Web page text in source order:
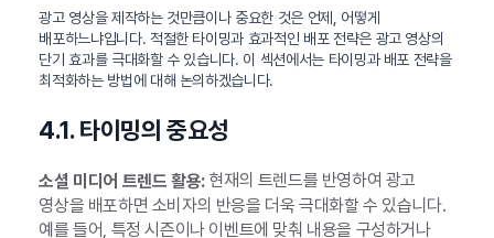
광고 영상을 제작하는 것만큼이나 중요한 것은 언제, 어떻게
배포하느냐입니다. 적절한 타이밍과 효과적인 배포 전략은 광고 영상의
단기 효과를 극대화할 수 있습니다. 이 섹션에서는 타이밍과 배포 전략을
최적화하는 방법에 대해 논의하겠습니다.
4.1. 타이밍의 중요성
소셜 미디어 트렌드 활용:현재의 트렌드를 반영하여 광고
영상을 배포하면 소비자의 반응을 더욱 극대화할 수 있습니다.
예를 들어, 특정 시즌이나 이벤트에 맞춰 내용을 구성하거나